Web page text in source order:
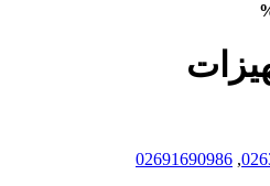
,
02691690986